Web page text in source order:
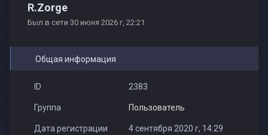
R.Zorge
Был в сети 30 июня 2026 г, 22:21
Общая информация
ID 2383
Группа Пользователь
Дата регистрации 4 сентября 2020 г, 14:29